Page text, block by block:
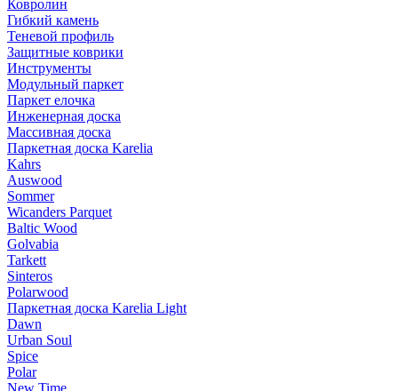
Ковролин
Гибкий камень
Теневой профиль
Защитные коврики
Инструменты
Модульный паркет
Паркет елочка
Инженерная доска
Массивная доска
Паркетная доска Karelia
Kahrs
Auswood
Sommer
Wicanders Parquet
Baltic Wood
Golvabia
Tarkett
Sinteros
Polarwood
Паркетная доска Karelia Light
Dawn
Urban Soul
Spice
Polar
New Time